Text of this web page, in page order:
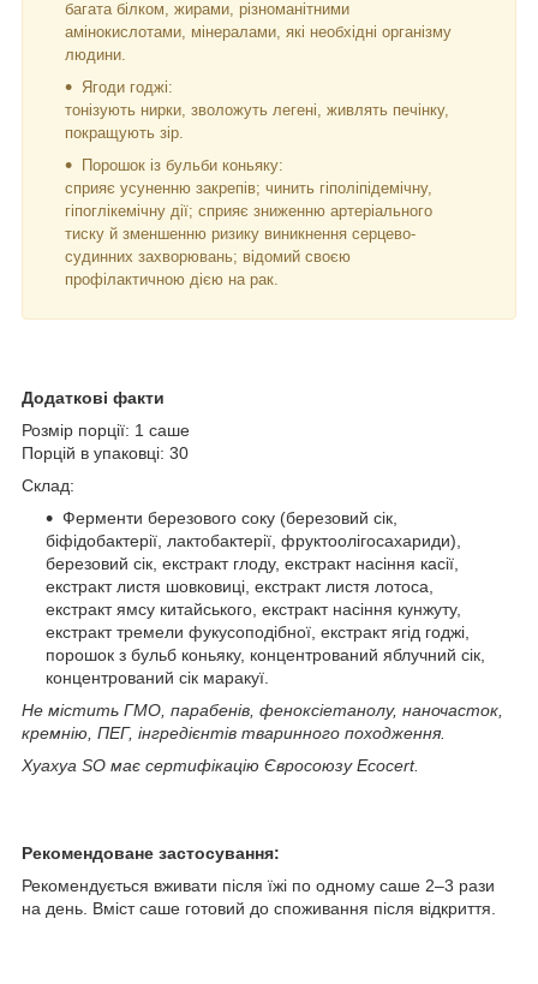
багата білком, жирами, різноманітними
амінокислотами, мінералами, які необхідні організму
людини.
Ягоди годжі:
тонізують нирки, зволожуть легені, живлять печінку,
покращують зір.
Порошок із бульби коньяку:
сприяє усуненню закрепів; чинить гіполіпідемічну,
гіпоглікемічну дії; сприяє зниженню артеріального
тиску й зменшенню ризику виникнення серцево-
судинних захворювань; відомий своєю
профілактичною дією на рак.
Додаткові факти
Розмір порції: 1 саше
Порцій в упаковці: 30
Склад:
Ферменти березового соку (березовий сік,
біфідобактерії, лактобактерії, фруктоолігосахариди),
березовий сік, екстракт глоду, екстракт насіння касії,
екстракт листя шовковиці, екстракт листя лотоса,
екстракт ямсу китайського, екстракт насіння кунжуту,
екстракт тремели фукусоподібної, екстракт ягід годжі,
порошок з бульб коньяку, концентрований яблучний сік,
концентрований сік маракуї.
Не містить ГМО, парабенів, феноксіетанолу, наночасток,
кремнію, ПЕГ, інгредієнтів тваринного походження.
Хуахуа SO має сертифікацію Євросоюзу Ecocert.
Рекомендоване застосування:
Рекомендується вживати після їжі по одному саше 2–3 рази
на день. Вміст саше готовий до споживання після відкриття.